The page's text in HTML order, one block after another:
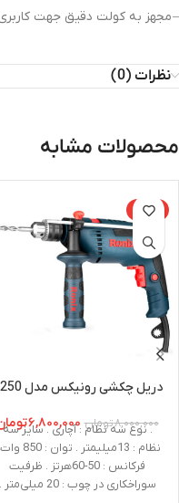
– مجهز به کولت دقیق جهت
نظرات (0)
محصولات مشابه
-15%
دریل چکشی رونیکس مدل 2250
۸,۰۰۰,۰۰۰تومان ۶,۸۰۰,۰۰۰
. نوع سه نظام : آچاری . سایز سه
نظام : 13میلیمتر . توان
فرکانس : 50-60هرتز . ظرفیت
سوراخکاری در چوب : 20 میلی‌متر .